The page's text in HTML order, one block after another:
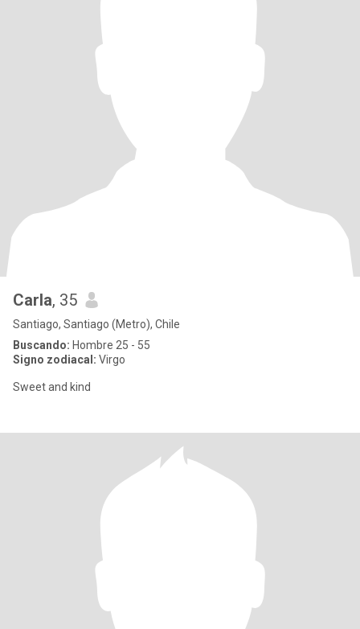
Carla, 35
Santiago, Santiago (Metro), Chile
Buscando: Hombre 25 - 55
Signo zodiacal: Virgo
Sweet and kind